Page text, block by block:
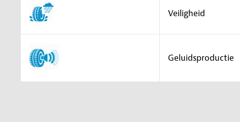
Veiligheid
Geluidsproductie